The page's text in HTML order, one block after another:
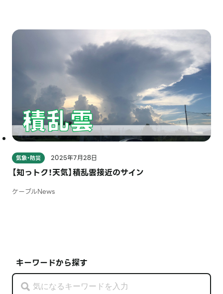
キーワードから探す
気象・防災 2025年7月28日
【知っトク！天気】積乱雲接近のサイン
ケーブルNews